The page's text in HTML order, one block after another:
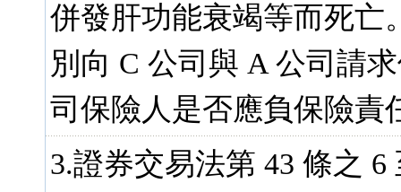
併發肝功能衰竭等而死亡
別向 C 公司與 A 公司請
司保險人是否應負保險責
3.證券交易法第 43 條之